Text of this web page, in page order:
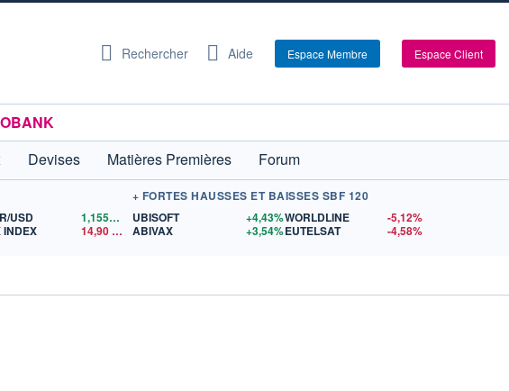
Rechercher Aide Espace Membre Espace Client
Devises Matières Premières
Forum
USD 1,1559$US
INDEX
14,90
+ FORTES HAUSSES ET BAISSES SBF 120
UBISOFT
+4,43%
ABIVAX
+3,54%
WORLDLINE
-5,12%
EUTELSAT
-4,58%